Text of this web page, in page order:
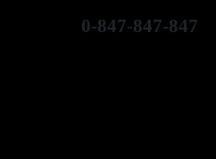
0-847-847-847